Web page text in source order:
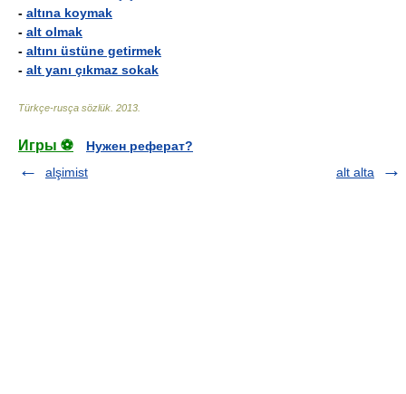
- altına koymak
- alt olmak
- altını üstüne getirmek
- alt yanı çıkmaz sokak
Türkçe-rusça sözlük 2013
Игры ⚽
Нужен реферат?
alşimist
alt alta